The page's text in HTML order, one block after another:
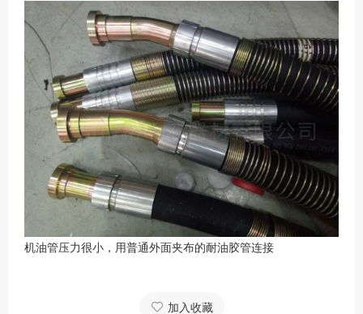
机油管压力很小，用普通外面夹布的耐油胶管连接
加入收藏